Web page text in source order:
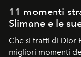
11 momenti
Slimane e le
Che si tratti di Dior
migliori momenti